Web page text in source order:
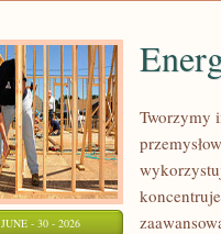
JUNE - 30 - 2026
Tworzymy